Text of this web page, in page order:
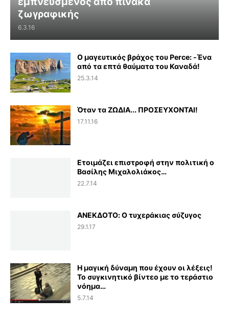
ζωγραφικής
6.3.16
Ο μαγευτικός βράχος του Perce: -Ένα
από τα επτά θαύματα του Καναδά!
25.3.14
Όταν τα ΖΩΔΙΑ... ΠΡΟΣΕΥΧΟΝΤΑΙ!
17.11.16
Ετοιμάζει επιστροφή στην πολιτική ο
Βασίλης Μιχαλολιάκος…
22.7.14
ΑΝΕΚΔΟΤΟ: Ο τυχεράκιας σύζυγος
29.1.17
Η μαγική δύναμη που έχουν οι λέξεις!
Το συγκινητικό βίντεο με το τεράστιο
νόημα…
5.7.14